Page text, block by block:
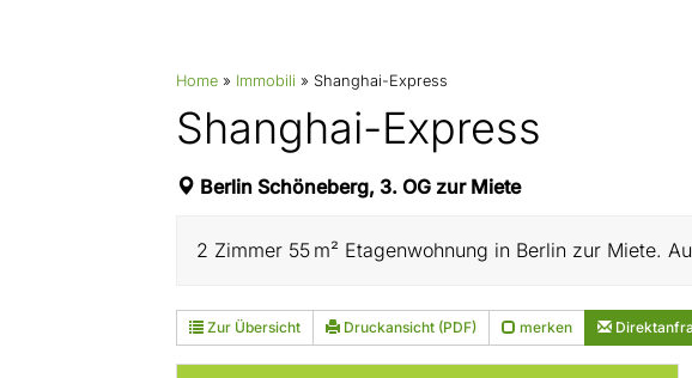
Home » Immobili » Shanghai-Express
Shanghai-Express
Berlin Schöneberg, 3. OG zur Miete
2 Zimmer 55 m² Etagenwohnung in Berlin zur Miete.
Zur Übersicht Druckansicht (PDF) merken